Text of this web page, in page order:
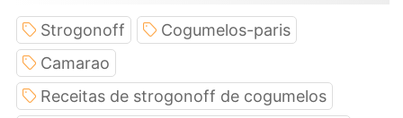
Strogonoff
Cogumelos-paris
Camarao
Receitas de strogonoff de cogumelos